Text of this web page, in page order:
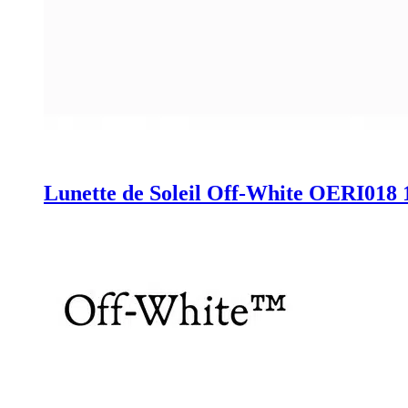
Lunette de Soleil Off-White OERI018